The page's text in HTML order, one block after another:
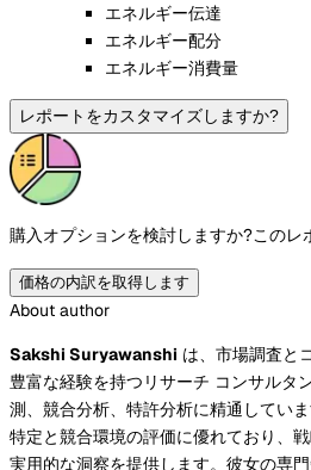
エネルギー伝達
エネルギー配分
エネルギー消費量
レポートをカスタマイズしますか?
購入オプションを検討しますか?このレ
価格の内訳を取得します
About author
Sakshi Suryawanshi は、市場調査と
豊富な経験を持つリサーチ コンサルタ
測、競合分析、特許分析に精通していま
特定と競合環境の評価に優れており、
実用的な洞察を提供します。彼女の専